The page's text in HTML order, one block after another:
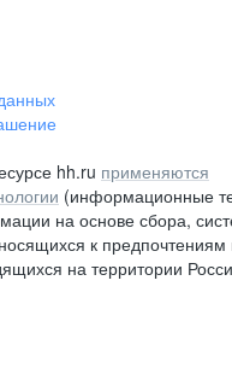
hh.ru применяются
(информационные
на основе сбора,
к предпочтениям
на территории